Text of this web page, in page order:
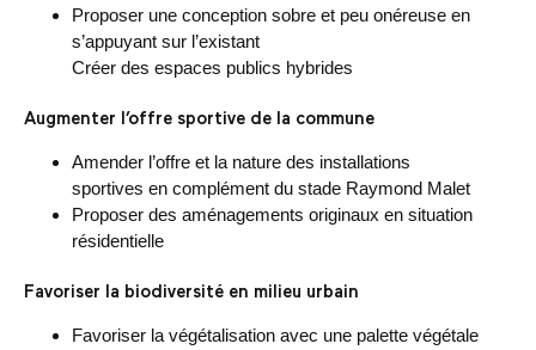
Proposer une conception sobre et peu onéreuse en
s’appuyant sur l’existant
Créer des espaces publics hybrides
Augmenter l’offre sportive de la commune
Amender l’offre et la nature des installations
sportives en complément du stade Raymond Malet
Proposer des aménagements originaux en situation
résidentielle
Favoriser la biodiversité en milieu urbain
Favoriser la végétalisation avec une palette végétale